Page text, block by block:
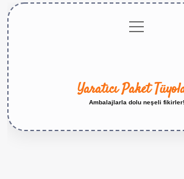
menüyü
aç
Yaratıcı Paket
Ambalajlarla dolu neşeli fikirler!